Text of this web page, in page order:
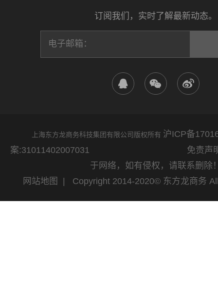
订阅我们，实时了解最新动态。
上海东方龙商务科技集团有限公司版权所有 沪ICP备
案:31011402007031 免责声明：网站
于网络，如有侵权，请联系删除
网站地图
| Copyright 2014-2020© 东方龙商务